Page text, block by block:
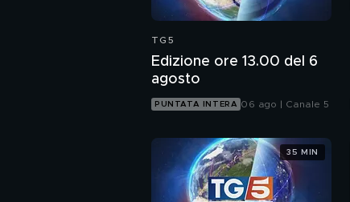
TG5
Edizione ore 13.00 del 6
agosto
PUNTATA INTERA 06 ago | Canale 5
35 MIN